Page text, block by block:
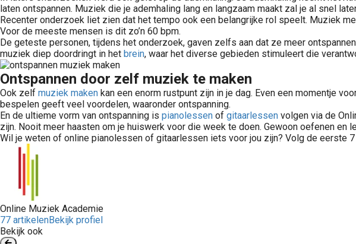
laten ontspannen. Muziek die je ademhaling lang en langzaam maakt zal je al snel
Recenter onderzoek liet zien dat het tempo ook een belangrijke rol speelt. Muziek
Voor de meeste mensen is dit zo’n 60 bpm.
De geteste personen, tijdens het onderzoek, gaven zelfs aan dat ze meer
muziek diep doordringt in het brein, waar het diverse gebieden stimuleert die
Ontspannen door zelf muziek te maken
Ook zelf muziek maken kan een enorm rustpunt zijn in je dag. Even een momentje
bespelen geeft veel voordelen, waaronder ontspanning.
En de ultieme vorm van ontspanning is pianolessen of gitaarlessen volgen via de
zijn. Nooit meer haasten om je huiswerk voor die week te doen. Gewoon oefenen en
Wil je weten of online pianolessen of gitaarlessen iets voor jou zijn? Volg de eerste
Online Muziek Academie
77 artikelenBekijk profiel
Bekijk ook